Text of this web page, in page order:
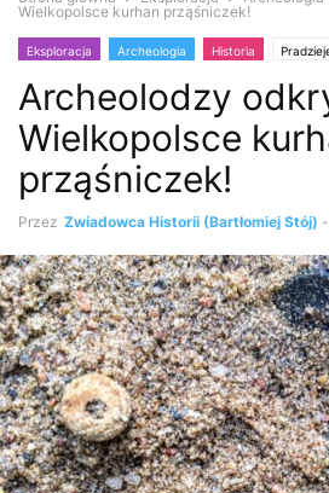
Wielkopolsce kurhan prząśniczek!
Eksploracja Archeologia Historia
Archeolodzy
Wielkopolsce
prząśniczek!
Przez Zwiadowca Historii (Bartłomiej Stój) -